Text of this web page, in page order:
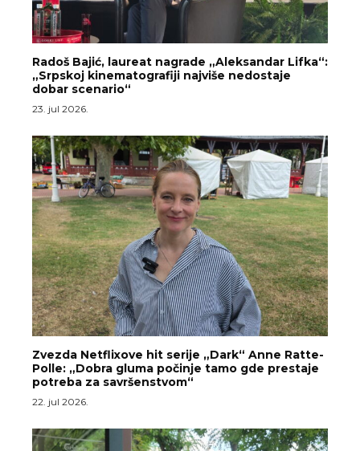
Radoš Bajić, laureat nagrade „Aleksandar Lifka“:
„Srpskoj kinematografiji najviše nedostaje
dobar scenario“
23. jul 2026.
Zvezda Netflixove hit serije „Dark“ Anne Ratte-
Polle: „Dobra gluma počinje tamo gde prestaje
potreba za savršenstvom“
22. jul 2026.